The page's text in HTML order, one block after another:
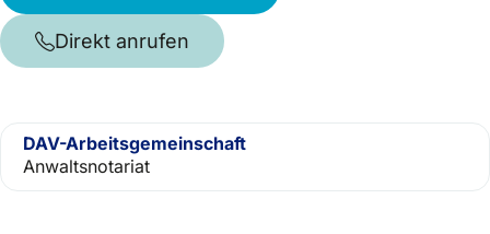
Direkt anrufen
DAV-Arbeitsgemeinschaft
Anwaltsnotariat